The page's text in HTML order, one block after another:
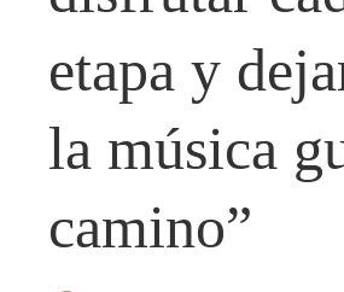
etapa y
la música
camino”